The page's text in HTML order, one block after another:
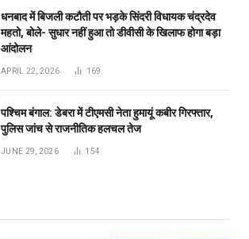
धनबाद में बिजली कटौती पर भड़के सिंदरी विधायक चंद्रदेव
महतो, बोले- सुधार नहीं हुआ तो डीवीसी के खिलाफ होगा बड़ा
आंदोलन
APRIL 22, 2026 169
पश्चिम बंगाल: डेबरा में टीएमसी नेता हुमायूं कबीर गिरफ्तार,
पुलिस जांच से राजनीतिक हलचल तेज
JUNE 29, 2026 154